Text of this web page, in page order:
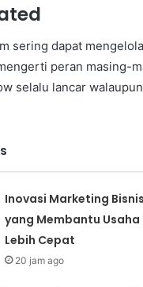
sering dapat
peran masing-
selalu lancar
Inovasi Marketing
yang Membantu
Lebih Cepat
20 jam ago